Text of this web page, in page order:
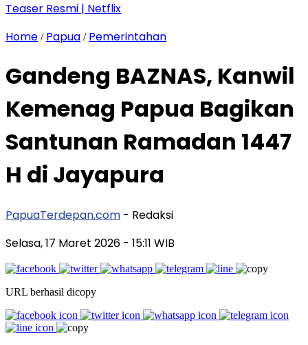
Teaser Resmi | Netflix
Home / Papua / Pemerintahan
Gandeng BAZNAS, Kanwil
Kemenag Papua Bagikan
Santunan Ramadan 1447
H di Jayapura
PapuaTerdepan.com - Redaksi
Selasa, 17 Maret 2026 - 15:11 WIB
URL berhasil dicopy